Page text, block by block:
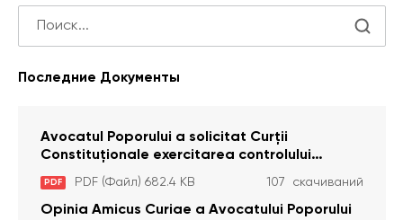
Последние Документы
Avocatul Poporului a solicitat Curţii
Constituţionale exercitarea controlului
constituţionalităţii unor prevederi cu privire la
plata alocației sociale de stat persoanelor
cu dizabilitați care sunt private de liberate
PDF PDF (Файл) 682.4 KB 107 скачиваний
Opinia Amicus Curiae a Avocatului Poporului